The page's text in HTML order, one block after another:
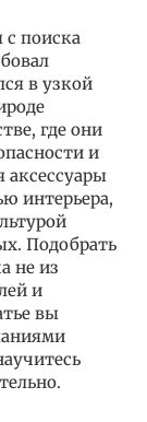
с поиска
в узкой
где они
и
аксессуары
интерьера,
Подобрать
не из
и
вы